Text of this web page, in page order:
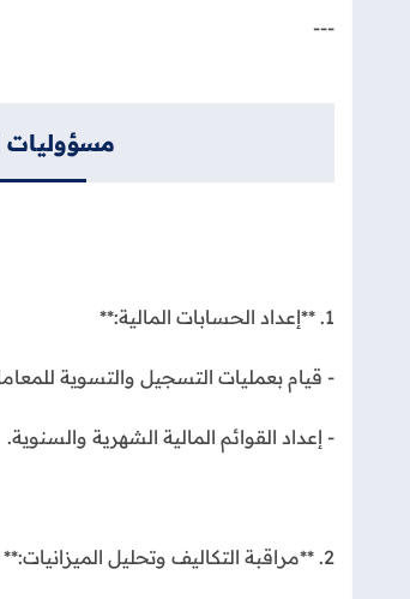
---
1. **إعداد الحسابات المالية:**
- قيام بعمليات التسجيل والتسوية
- إعداد القوائم المالية الشهرية والسنوية.
2. **مراقبة التكاليف وتحليل الميزانيات:**